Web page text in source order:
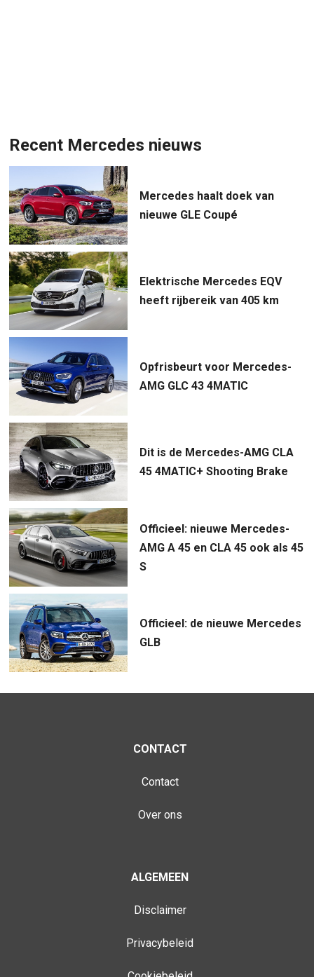
Recent Mercedes nieuws
Mercedes haalt doek van
nieuwe GLE Coupé
Elektrische Mercedes EQV
heeft rijbereik van 405 km
Opfrisbeurt voor Mercedes-
AMG GLC 43 4MATIC
Dit is de Mercedes-AMG CLA
45 4MATIC+ Shooting Brake
Officieel: nieuwe Mercedes-
AMG A 45 en CLA 45 ook als 45
S
Officieel: de nieuwe Mercedes
GLB
CONTACT
Contact
Over ons
ALGEMEEN
Disclaimer
Privacybeleid